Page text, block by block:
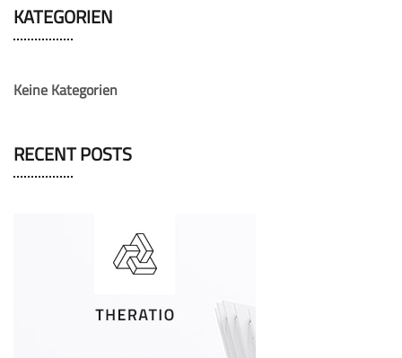
KATEGORIEN
Keine Kategorien
RECENT POSTS